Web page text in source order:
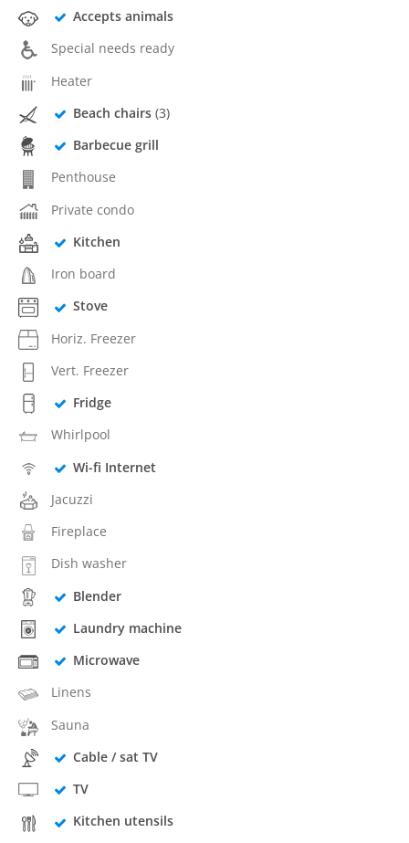
Accepts animals
Special needs ready
Heater
Beach chairs(3)
Barbecue grill
Penthouse
Private condo
Kitchen
Iron board
Stove
Horiz. Freezer
Vert. Freezer
Fridge
Whirlpool
Wi-fi Internet
Jacuzzi
Fireplace
Dish washer
Blender
Laundry machine
Microwave
Linens
Sauna
Cable / sat TV
TV
Kitchen utensils